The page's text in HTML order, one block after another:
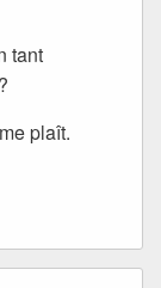
tant
plaît.